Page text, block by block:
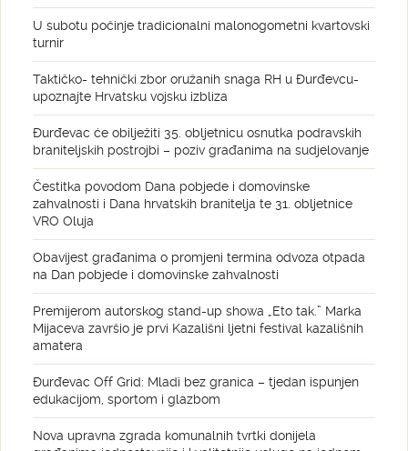
U subotu počinje tradicionalni malonogometni kvartovski
turnir
Taktičko- tehnički zbor oružanih snaga RH u Đurđevcu-
upoznajte Hrvatsku vojsku izbliza
Đurđevac će obilježiti 35. obljetnicu osnutka podravskih
braniteljskih postrojbi – poziv građanima na sudjelovanje
Čestitka povodom Dana pobjede i domovinske
zahvalnosti i Dana hrvatskih branitelja te 31. obljetnice
VRO Oluja
Obavijest građanima o promjeni termina odvoza otpada
na Dan pobjede i domovinske zahvalnosti
Premijerom autorskog stand-up showa „Eto tak.” Marka
Mijaceva završio je prvi Kazališni ljetni festival kazališnih
amatera
Đurđevac Off Grid: Mladi bez granica – tjedan ispunjen
edukacijom, sportom i glazbom
Nova upravna zgrada komunalnih tvrtki donijela